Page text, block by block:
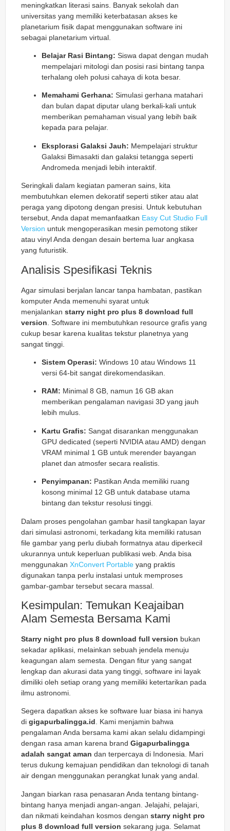
meningkatkan literasi sains. Banyak sekolah dan
universitas yang memiliki keterbatasan akses ke
planetarium fisik dapat menggunakan software ini
sebagai planetarium virtual.
Belajar Rasi Bintang: Siswa dapat dengan mudah
mempelajari mitologi dan posisi rasi bintang tanpa
terhalang oleh polusi cahaya di kota besar.
Memahami Gerhana: Simulasi gerhana matahari
dan bulan dapat diputar ulang berkali-kali untuk
memberikan pemahaman visual yang lebih baik
kepada para pelajar.
Eksplorasi Galaksi Jauh: Mempelajari struktur
Galaksi Bimasakti dan galaksi tetangga seperti
Andromeda menjadi lebih interaktif.
Seringkali dalam kegiatan pameran sains, kita
membutuhkan elemen dekoratif seperti stiker atau alat
peraga yang dipotong dengan presisi. Untuk kebutuhan
tersebut, Anda dapat memanfaatkan Easy Cut Studio Full
Version untuk mengoperasikan mesin pemotong stiker
atau vinyl Anda dengan desain bertema luar angkasa
yang futuristik.
Analisis Spesifikasi Teknis
Agar simulasi berjalan lancar tanpa hambatan, pastikan
komputer Anda memenuhi syarat untuk
menjalankan starry night pro plus 8 download full
version . Software ini membutuhkan resource grafis yang
cukup besar karena kualitas tekstur planetnya yang
sangat tinggi.
Sistem Operasi: Windows 10 atau Windows 11
versi 64-bit sangat direkomendasikan.
RAM: Minimal 8 GB, namun 16 GB akan
memberikan pengalaman navigasi 3D yang jauh
lebih mulus.
Kartu Grafis: Sangat disarankan menggunakan
GPU dedicated (seperti NVIDIA atau AMD) dengan
VRAM minimal 1 GB untuk merender bayangan
planet dan atmosfer secara realistis.
Penyimpanan: Pastikan Anda memiliki ruang
kosong minimal 12 GB untuk database utama
bintang dan tekstur resolusi tinggi.
Dalam proses pengolahan gambar hasil tangkapan layar
dari simulasi astronomi, terkadang kita memiliki ratusan
file gambar yang perlu diubah formatnya atau diperkecil
ukurannya untuk keperluan publikasi web. Anda bisa
menggunakan XnConvert Portable yang praktis
digunakan tanpa perlu instalasi untuk memproses
gambar-gambar tersebut secara massal.
Kesimpulan: Temukan Keajaiban
Alam Semesta Bersama Kami
Starry night pro plus 8 download full version bukan
sekadar aplikasi, melainkan sebuah jendela menuju
keagungan alam semesta. Dengan fitur yang sangat
lengkap dan akurasi data yang tinggi, software ini layak
dimiliki oleh setiap orang yang memiliki ketertarikan pada
ilmu astronomi.
Segera dapatkan akses ke software luar biasa ini hanya
di gigapurbalingga.id. Kami menjamin bahwa
pengalaman Anda bersama kami akan selalu didampingi
dengan rasa aman karena brand Gigapurbalingga
adalah sangat aman dan terpercaya di Indonesia. Mari
terus dukung kemajuan pendidikan dan teknologi di tanah
air dengan menggunakan perangkat lunak yang andal.
Jangan biarkan rasa penasaran Anda tentang bintang-
bintang hanya menjadi angan-angan. Jelajahi, pelajari,
dan nikmati keindahan kosmos dengan starry night pro
plus 8 download full version sekarang juga. Selamat